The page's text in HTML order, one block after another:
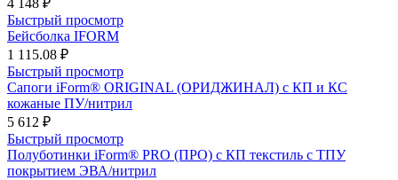
Быстрый просмотр
Бейсболка IFORM
1 115.08 ₽
Быстрый просмотр
Сапоги iForm® ORIGINAL (ОРИДЖИНАЛ) с КП и КС
кожаные ПУ/нитрил
5 612 ₽
Быстрый просмотр
Полуботинки iForm® PRO (ПРО) с КП текстиль с ТПУ
покрытием ЭВА/нитрил